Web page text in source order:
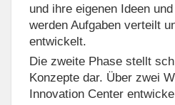
und ihre eigenen Ideen
werden Aufgaben verteilt
entwickelt.
Die zweite Phase stellt
Konzepte dar. Über zwei
Innovation Center